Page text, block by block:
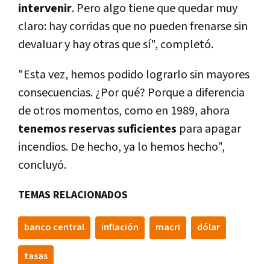
intervenir. Pero algo tiene que quedar muy
claro: hay corridas que no pueden frenarse sin
devaluar y hay otras que sí­", completó.
"Esta vez, hemos podido lograrlo sin mayores
consecuencias. ¿Por qué? Porque a diferencia
de otros momentos, como en 1989, ahora
tenemos reservas suficientes para apagar
incendios. De hecho, ya lo hemos hecho",
concluyó.
TEMAS RELACIONADOS
banco central inflación macri dólar
tasas